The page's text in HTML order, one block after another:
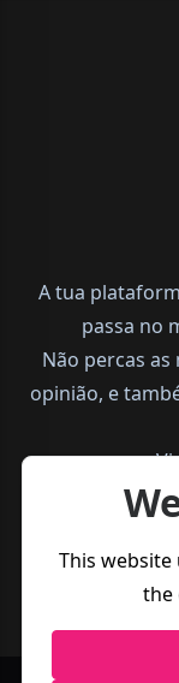
A tua
passa no
Não percas
opinião, e
This
the